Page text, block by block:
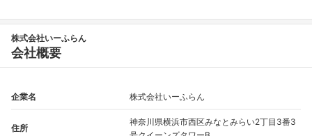
株式会社いーふらん
会社概要
企業名 株式会社いーふらん
住所
神奈川県横浜市西区みなとみらい2丁目3番3